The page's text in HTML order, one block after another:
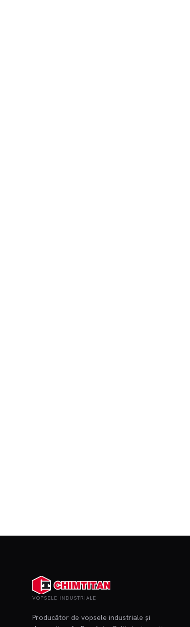
VOPSELE INDUSTRIALE
Producător de vopsele industriale și